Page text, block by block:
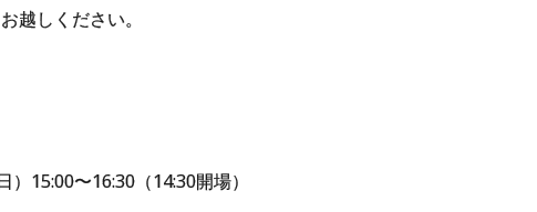
越しください。
15:00〜16:30（14:30開場）